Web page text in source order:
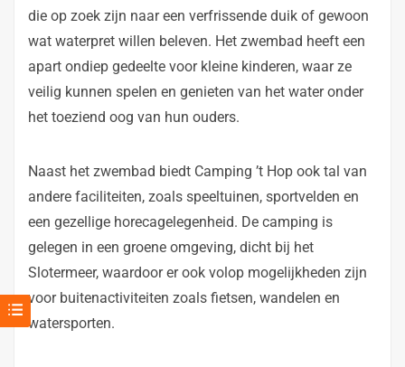
die op zoek zijn naar een verfrissende duik of gewoon
wat waterpret willen beleven. Het zwembad heeft een
apart ondiep gedeelte voor kleine kinderen, waar ze
veilig kunnen spelen en genieten van het water onder
het toeziend oog van hun ouders.
Naast het zwembad biedt Camping ’t Hop ook tal van
andere faciliteiten, zoals speeltuinen, sportvelden en
een gezellige horecagelegenheid. De camping is
gelegen in een groene omgeving, dicht bij het
Slotermeer, waardoor er ook volop mogelijkheden zijn
voor buitenactiviteiten zoals fietsen, wandelen en
watersporten.